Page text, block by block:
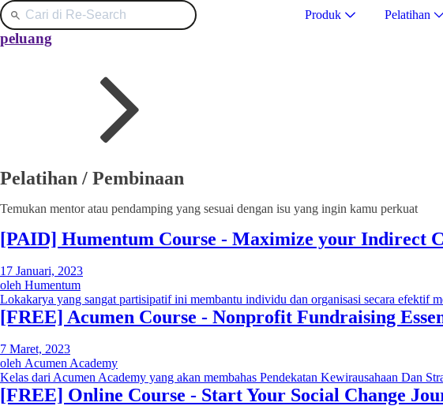
Produk Pelatihan
peluang
Pelatihan / Pembinaan
Temukan mentor atau pendamping yang sesuai dengan isu yang ingin kamu perkuat
[PAID] Humentum Course - Maximize your Indirect
17 Januari, 2023
oleh Humentum
Lokakarya yang sangat partisipatif ini membantu individu dan organisasi secara efektif
[FREE] Acumen Course - Nonprofit Fundraising
7 Maret, 2023
oleh Acumen Academy
Kelas dari Acumen Academy yang akan membahas Pendekatan Kewirausahaan Dan
[FREE] Online Course - Start Your Social Change